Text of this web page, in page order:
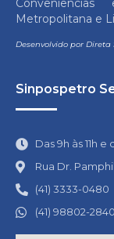
Metropolitana e
Desenvolvido por Direta
Sinpospetro
Das 9h às 11h e
Rua Dr.
(41) 3333-0480
(41) 98802-2840